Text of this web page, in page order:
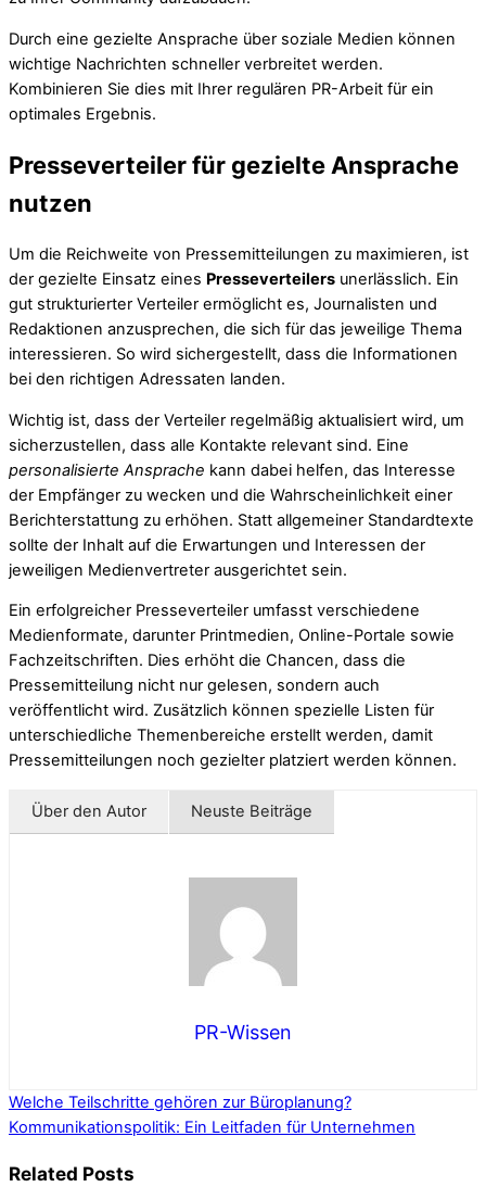
Durch eine gezielte Ansprache über soziale Medien können
wichtige Nachrichten schneller verbreitet werden.
Kombinieren Sie dies mit Ihrer regulären PR-Arbeit für ein
optimales Ergebnis.
Presseverteiler für gezielte Ansprache
nutzen
Um die Reichweite von Pressemitteilungen zu maximieren, ist
der gezielte Einsatz eines Presseverteilers unerlässlich. Ein
gut strukturierter Verteiler ermöglicht es, Journalisten und
Redaktionen anzusprechen, die sich für das jeweilige Thema
interessieren. So wird sichergestellt, dass die Informationen
bei den richtigen Adressaten landen.
Wichtig ist, dass der Verteiler regelmäßig aktualisiert wird, um
sicherzustellen, dass alle Kontakte relevant sind. Eine
personalisierte Ansprache kann dabei helfen, das Interesse
der Empfänger zu wecken und die Wahrscheinlichkeit einer
Berichterstattung zu erhöhen. Statt allgemeiner Standardtexte
sollte der Inhalt auf die Erwartungen und Interessen der
jeweiligen Medienvertreter ausgerichtet sein.
Ein erfolgreicher Presseverteiler umfasst verschiedene
Medienformate, darunter Printmedien, Online-Portale sowie
Fachzeitschriften. Dies erhöht die Chancen, dass die
Pressemitteilung nicht nur gelesen, sondern auch
veröffentlicht wird. Zusätzlich können spezielle Listen für
unterschiedliche Themenbereiche erstellt werden, damit
Pressemitteilungen noch gezielter platziert werden können.
Über den Autor Neuste Beiträge
PR-Wissen
Welche Teilschritte gehören zur Büroplanung?
Kommunikationspolitik: Ein Leitfaden für Unternehmen
Related Posts